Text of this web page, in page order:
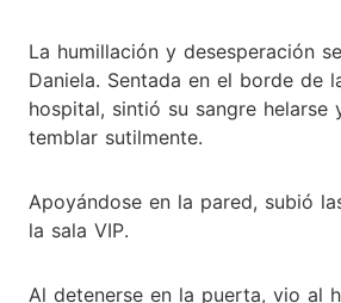
La humillación y desesperación
Daniela. Sentada en el borde de
hospital, sintió su sangre helarse
temblar sutilmente.
Apoyándose en la pared, subió
la sala VIP.
Al detenerse en la puerta, vio al